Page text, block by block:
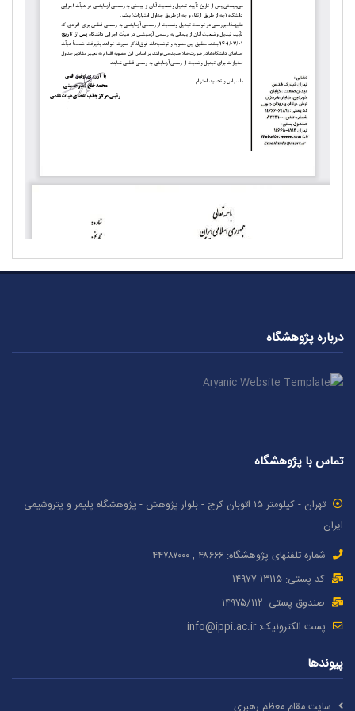
درباره پژوهشگاه
تماس با پژوهشگاه
تهران - کیلومتر ۱۵ اتوبان کرج - بلوار پژوهش - پژوهشگاه پلیمر و پتروشیمی
ایران
شماره تلفنهای پژوهشگاه: ۴۸۶۶۶ , ۴۴۷۸۷٠٠٠
کد پستی: ۱٣۱۱۵-۱۴۹۷۷
صندوق پستی: ۱۴۹۷۵/١١۲
پست الکترونیک:info@ippi.ac.ir
پیوندها
سایت مقام معظم رهبری